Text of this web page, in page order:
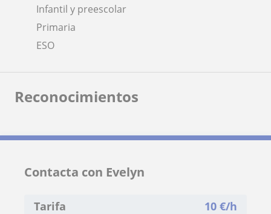
Infantil y preescolar
Primaria
ESO
Reconocimientos
Contacta con Evelyn
Tarifa 10 €/h